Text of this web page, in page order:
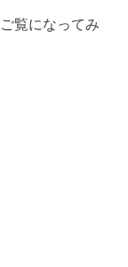
覧になってみ